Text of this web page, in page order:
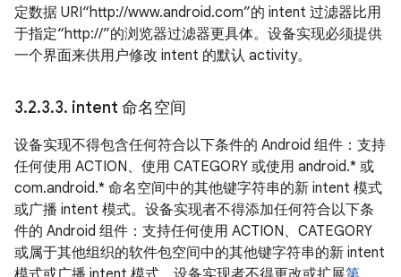
定数据 URI“http://www.android.com”的 intent 过滤器比用
于指定“http://”的浏览器过滤器更具体。设备实现必须提供
一个界面来供用户修改 intent 的默认 activity。
3.2.3.3. intent 命名空间
设备实现不得包含任何符合以下条件的 Android 组件：支持
任何使用 ACTION、使用 CATEGORY 或使用 android.* 或
com.android.* 命名空间中的其他键字符串的新 intent 模式
或广播 intent 模式。设备实现者不得添加任何符合以下条
件的 Android 组件：支持任何使用 ACTION、CATEGORY
或属于其他组织的软件包空间中的其他键字符串的新 intent